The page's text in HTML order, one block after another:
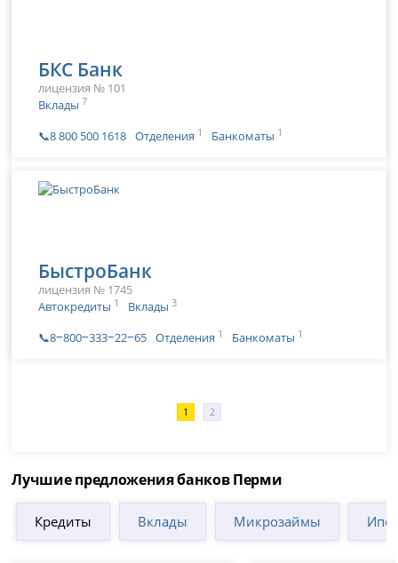
БКС Банк
лицензия № 101
Вклады 7
📞8 800 500 1618 Отделения 1 Банкоматы 1
БыстроБанк
лицензия № 1745
Автокредиты 1 Вклады 3
📞8‒800‒333‒22‒65 Отделения 1 Банкоматы 1
1 2
Лучшие предложения банков Перми
Кредиты Вклады Микрозаймы